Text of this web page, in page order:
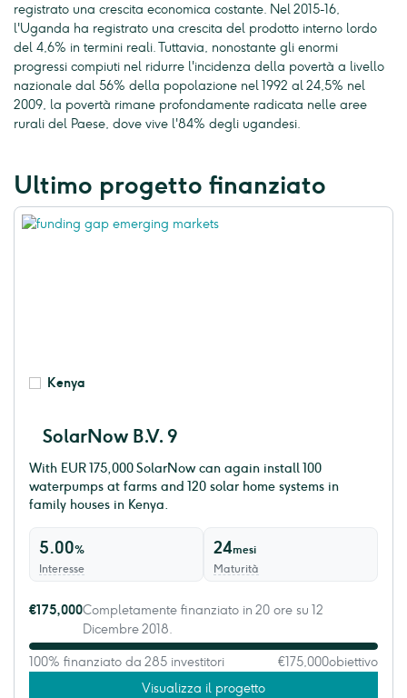
registrato una crescita economica costante. Nel 2015-16,
l'Uganda ha registrato una crescita del prodotto interno lordo
del 4,6% in termini reali. Tuttavia, nonostante gli enormi
progressi compiuti nel ridurre l'incidenza della povertà a livello
nazionale dal 56% della popolazione nel 1992 al 24,5% nel
2009, la povertà rimane profondamente radicata nelle aree
rurali del Paese, dove vive l'84% degli ugandesi.
Ultimo progetto finanziato
Kenya
SolarNow B.V. 9
With EUR 175,000 SolarNow can again install 100
waterpumps at farms and 120 solar home systems in
family houses in Kenya.
5.00%
Interesse
24mesi
Maturità
€175,000Completamente finanziato in 20 ore su 12
Dicembre 2018.
100% finanziato da 285 investitori €175,000obiettivo
Visualizza il progetto